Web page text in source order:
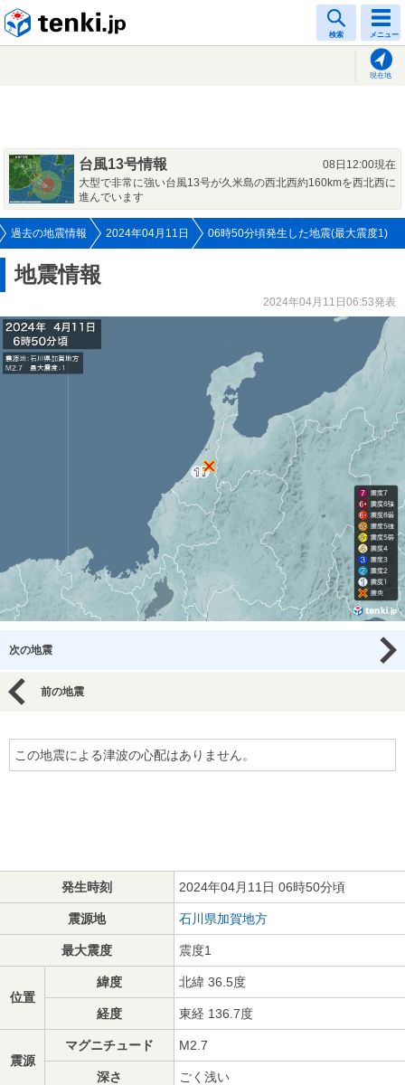
検索 メニュー
現在地
台風13号情報
08日12:00現在
大型で非常に強い台風13号が久米島の西北西約160kmを西北西に
進んでいます
過去の地震情報 2024年04月11日 06時50分頃発生した地震(最大震度1)
地震情報
2024年04月11日06:53発表
次の地震
前の地震
この地震による津波の心配はありません。
発生時刻 2024年04月11日 06時50分頃
震源地 石川県加賀地方
最大震度 震度1
位置
緯度 北緯 36.5度
経度 東経 136.7度
震源
マグニチュード M2.7
深さ ごく浅い